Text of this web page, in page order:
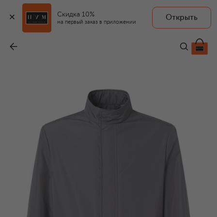
Скидка 10%
на первый заказ в приложении
Открыть